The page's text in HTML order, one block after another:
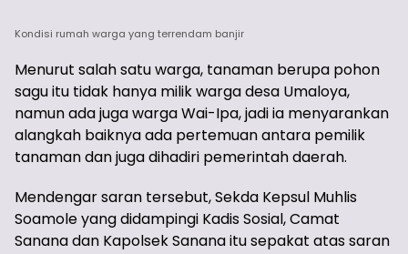
Kondisi rumah warga yang terrendam banjir
Menurut salah satu warga, tanaman berupa pohon
sagu itu tidak hanya milik warga desa Umaloya,
namun ada juga warga Wai-Ipa, jadi ia menyarankan
alangkah baiknya ada pertemuan antara pemilik
tanaman dan juga dihadiri pemerintah daerah.
Mendengar saran tersebut, Sekda Kepsul Muhlis
Soamole yang didampingi Kadis Sosial, Camat
Sanana dan Kapolsek Sanana itu sepakat atas saran